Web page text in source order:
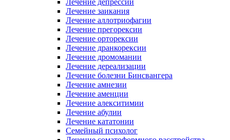
Лечение депрессии
Лечение заикания
Лечение аллотриофагии
Лечение прегорексии
Лечение орторексии
Лечение дранкорексии
Лечение дромомании
Лечение дереализации
Лечение болезни Бинсвангера
Лечение амнезии
Лечение аменции
Лечение алекситимии
Лечение абулии
Лечение кататонии
Семейный психолог